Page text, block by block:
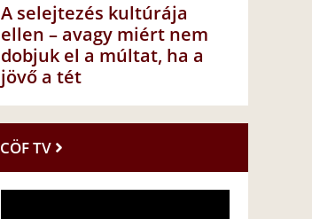
A selejtezés kultúrája
ellen – avagy miért nem
dobjuk el a múltat, ha a
jövő a tét
CÖF TV